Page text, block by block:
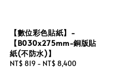
【數位彩色貼紙】-
【B030x275mm-銅版貼
紙(不防水)】
Regular
NT$ 819 - NT$ 8,400